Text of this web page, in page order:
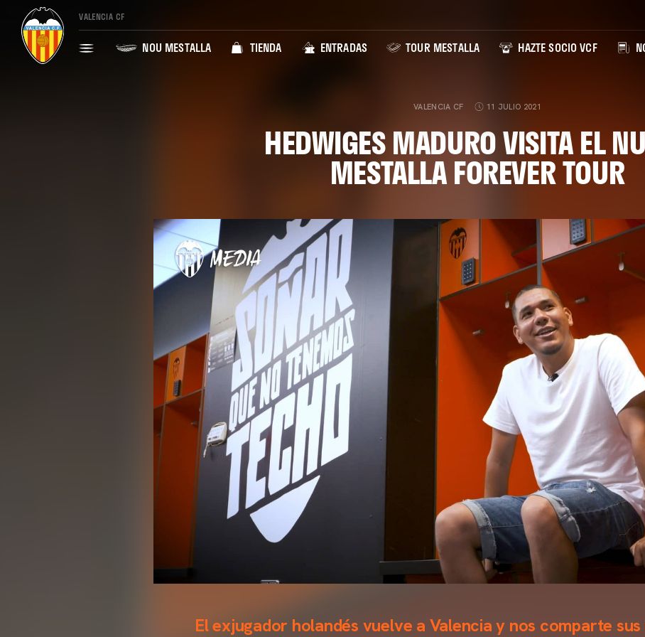
VALENCIA CF
NOU MESTALLA TIENDA ENTRADAS TOUR MESTALLA HAZTE SOCIO VCF
VALENCIA CF 11 JULIO 2021
HEDWIGES MADURO VISITA EL
MESTALLA FOREVER TOUR
El exjugador holandés vuelve a Valencia y nos comparte